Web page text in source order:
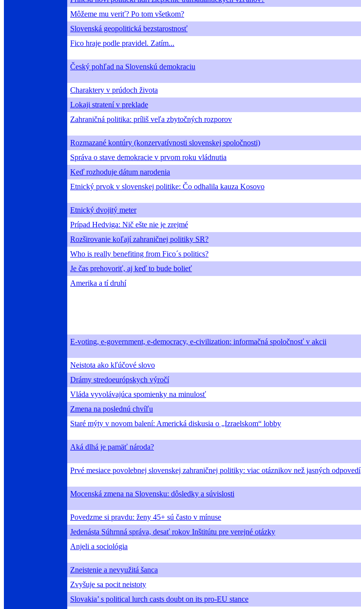
Môžeme mu veriť? Po tom všetkom?
Slovenská geopolitická bezstarostnosť
Fico hraje podle pravidel. Zatím...
Český pohľad na Slovenskú demokraciu
Charaktery v prúdoch života
Lokaji stratení v preklade
Zahraničná politika: príliš veľa zbytočných rozporov
Rozmazané kontúry (konzervatívnosti slovenskej spoločnosti)
Správa o stave demokracie v prvom roku vládnutia
Keď rozhoduje dátum narodenia
Etnický prvok v slovenskej politike: Čo odhalila kauza Kosovo
Etnický dvojitý meter
Prípad Hedviga: Nič ešte nie je zrejmé
Rozširovanie koľají zahraničnej politiky SR?
Who is really benefiting from Fico´s politics?
Je čas prehovoriť, aj keď to bude bolieť
Amerika a tí druhí
E-voting, e-government, e-democracy, e-civilization: informačná spoločnosť v akcii
Neistota ako kľúčové slovo
Drámy stredoeurópskych výročí
Vláda vyvolávajúca spomienky na minulosť
Zmena na poslednú chvíľu
Staré mýty v novom balení: Americká diskusia o „Izraelskom“ lobby
Aká dlhá je pamäť národa?
Prvé mesiace povolebnej slovenskej zahraničnej politiky: viac otáznikov než jasných odpovedí
Mocenská zmena na Slovensku: dôsledky a súvislosti
Povedzme si pravdu: ženy 45+ sú často v mínuse
Jedenásta Súhrnná správa, desať rokov Inštitútu pre verejné otázky
Anjeli a sociológia
Zneistenie a nevyužitá šanca
Zvyšuje sa pocit neistoty
Slovakia’ s political lurch casts doubt on its pro-EU stance